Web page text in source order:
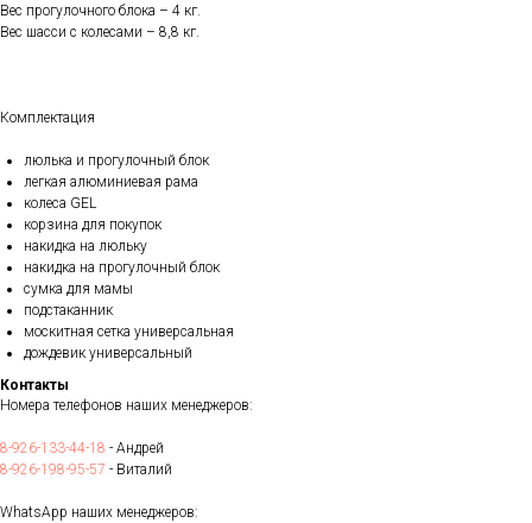
Вес прогулочного блока – 4 кг.
Вес шасси с колесами – 8,8 кг.
Комплектация
люлька и прогулочный блок
легкая алюминиевая рама
колеса GEL
корзина для покупок
накидка на люльку
накидка на прогулочный блок
сумка для мамы
подстаканник
москитная сетка универсальная
дождевик универсальный
Контакты
Номера телефонов наших менеджеров:
8-926-133-44-18 - Андрей
8-926-198-95-57 - Виталий
WhatsApp наших менеджеров: